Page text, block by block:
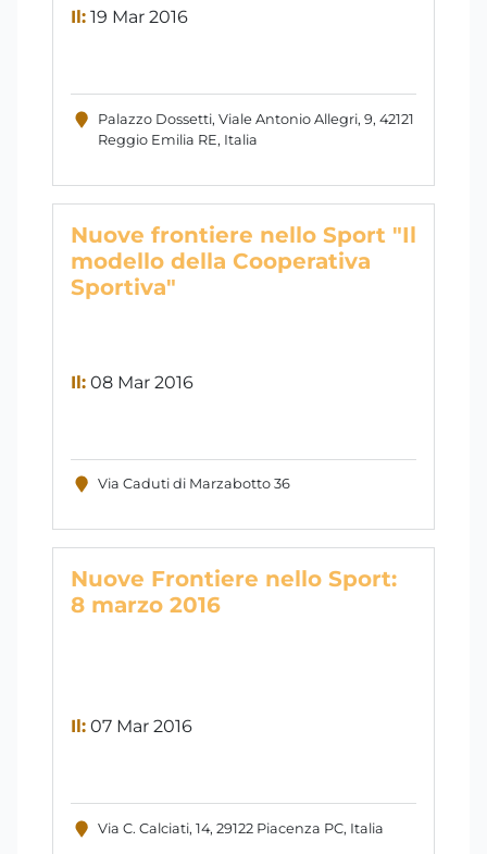
Il: 19 Mar 2016
Palazzo Dossetti, Viale Antonio Allegri, 9, 42121
Reggio Emilia RE, Italia
Nuove frontiere nello Sport "Il
modello della Cooperativa
Sportiva"
Il: 08 Mar 2016
Via Caduti di Marzabotto 36
Nuove Frontiere nello Sport:
8 marzo 2016
Il: 07 Mar 2016
Via C. Calciati, 14, 29122 Piacenza PC, Italia